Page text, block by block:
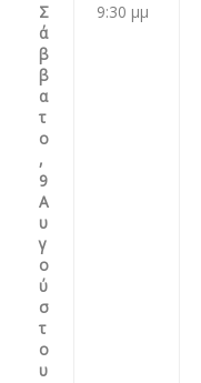
Σ
ά
β
β
α
τ
ο
,
9
Α
υ
γ
ο
ύ
σ
τ
ο
υ
9:30 μμ